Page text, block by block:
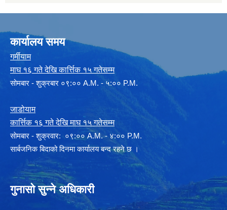
कार्यालय समय
गर्मीयाम
माघ १६ गते देखि कार्त्तिक १५ गतेसम्म
सोमबार - शुक्रबार ०९:०० A.M. - ५:०० P.M.
जाडोयाम
कार्त्तिक १६ गते देखि माघ १५ गतेसम्म
साेमबार - शुक्रवार: ०९:०० A.M. - ४:०० P.M.
सार्बजनिक बिदाको दिनमा कार्यालय बन्द रहने छ ।
गुनासो सुन्ने अधिकारी